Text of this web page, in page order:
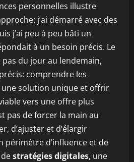
personnelles illustre
j’ai démarré avec des
j’ai peu à peu bâti un
à un besoin précis. Le
du jour au lendemain,
comprendre les
solution unique et offrir
vers une offre plus
pas de forcer la main au
d’ajuster et d’élargir
périmètre d’influence et de
stratégies digitales, une